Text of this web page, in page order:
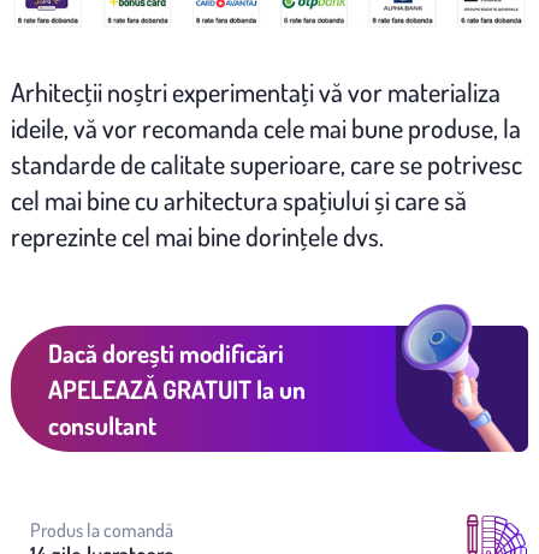
Arhitecţii noștri experimentaţi vă vor materializa
ideile, vă vor recomanda cele mai bune produse, la
standarde de calitate superioare, care se potrivesc
cel mai bine cu arhitectura spaţiului și care să
reprezinte cel mai bine dorinţele dvs.
Dacă dorești modificări
APELEAZĂ GRATUITla un
consultant
Produs la comandă